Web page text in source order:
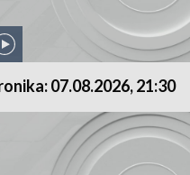
07.08.2026, 21:30